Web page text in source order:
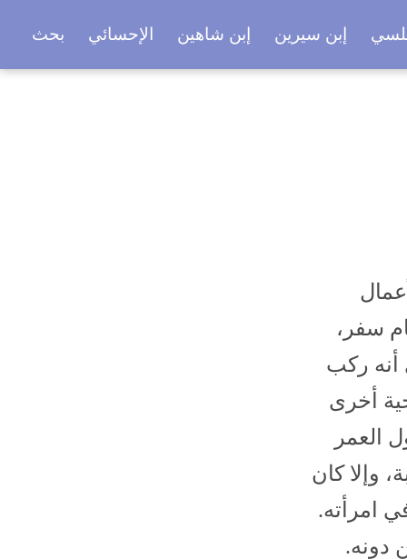
إبن سيرين إبن شاهين الإحسائي بحث
سفر،
أنه ركب
أخرى
العمر
وإلا كان
امرأته.
دونه.